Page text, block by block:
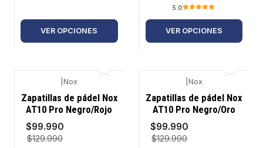
VER OPCIONES
5.0
VER OPCIONES
-23%
|Nox
Zapatillas de pádel Nox
AT10 Pro Negro/Rojo
$99.990
$129.990
-23%
Nox
Zapatillas de pádel Nox
AT10 Pro Negro/Oro
$99.990
$129.990